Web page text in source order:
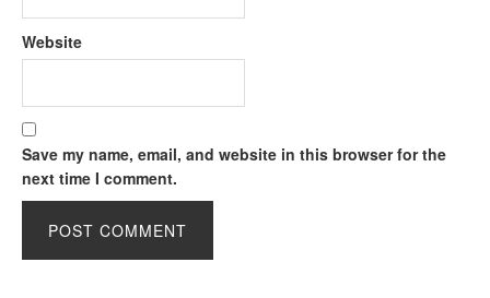
Website
Save my name, email, and website in this browser for the
next time I comment.